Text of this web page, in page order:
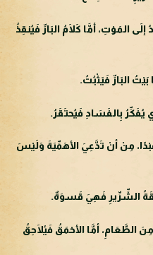
المَوْتِ، أمَّا كَلَامُ البَارِّ فَيُنقِذُ
البَارِّ فَيَثْبُتُ.
يُفَكِّرُ بِالفَسَادِ فَيُحتَقَرُ.
مِنْ أنْ تَدَّعِيَ الأهَمِّيَةَ وَلَيْسَ
الشِّرِّيرِ فَهِيَ قَسوَةٌ.
الطَّعَامِ، أمَّا الأحْمَقُ فَيُلَاحِقُ